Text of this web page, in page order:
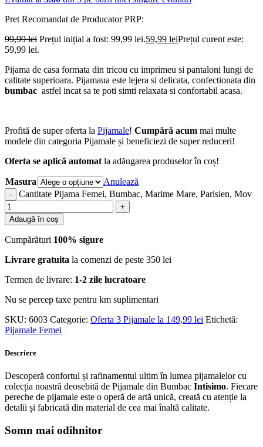
Pret Recomandat de ProducatorPRP:
99,99lei Prețul inițial a fost: 99,99 lei.59,99 leiPrețul curent este:
59,99 lei.
Pijama de casa formata din tricou cu imprimeu si pantaloni lungi de
calitate superioara. Pijamaua este lejera si delicata, confectionata din
bumbac astfel incat sa te poti simti relaxata si confortabil acasa.
Profită de super oferta la Pijamale! Cumpără acum mai multe
modele din categoria Pijamale și beneficiezi de super reduceri!
Oferta se aplică automat la adăugarea produselor în coș!
Masura
Anulează
Cantitate Pijama Femei, Bumbac, Marime Mare, Parisien, Mov
Adaugă în coș
Cumpărături 100% sigure
Livrare gratuita la comenzi de peste 350 lei
Termen de livrare: 1-2 zile lucratoare
Nu se percep taxe pentru km suplimentari
SKU: 6003 Categorie: Oferta 3 Pijamale la 149,99 lei Etichetă:
Pijamale Femei
Descriere
Descoperă confortul și rafinamentul ultim în lumea pijamalelor cu
colecția noastră deosebită de Pijamale din Bumbac Intisimo. Fiecare
pereche de pijamale este o operă de artă unică, creată cu atenție la
detalii și fabricată din material de cea mai înaltă calitate.
Somn mai odihnitor